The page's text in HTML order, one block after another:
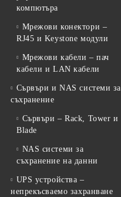
компютъра
Мрежови конектори –
RJ45 и Keystone модули
Мрежови кабели – пач
кабели и LAN кабели
Сървъри и NAS системи за
съхранение
Сървъри – Rack, Tower и
Blade
NAS системи за
съхранение на данни
UPS устройства –
непрекъсваемо захранване